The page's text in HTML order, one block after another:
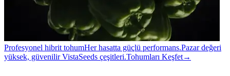
Profesyonel hibrit tohumHer hasatta güçlü performans.Pazar değeri
yüksek, güvenilir VistaSeeds çeşitleri.Tohumları Keşfet→